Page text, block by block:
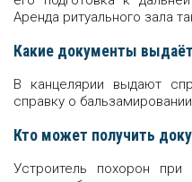
Аренда ритуального зала
Какие документы
В канцелярии выдают
справку о
Кто может получить
Устроитель похорон при